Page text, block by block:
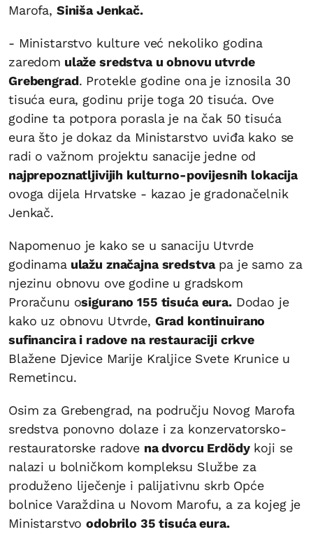
Marofa, Siniša Jenkač.
- Ministarstvo kulture već nekoliko godina
zaredom ulaže sredstva u obnovu utvrde
Grebengrad. Protekle godine ona je iznosila 30
tisuća eura, godinu prije toga 20 tisuća. Ove
godine ta potpora porasla je na čak 50 tisuća
eura što je dokaz da Ministarstvo uviđa kako se
radi o važnom projektu sanacije jedne od
najprepoznatljivijih kulturno-povijesnih lokacija
ovoga dijela Hrvatske - kazao je gradonačelnik
Jenkač.
Napomenuo je kako se u sanaciju Utvrde
godinamaulažu značajna sredstvapa je samo za
njezinu obnovu ove godine u gradskom
Proračunu osigurano 155 tisuća eura.Dodao je
kako uz obnovu Utvrde, Grad kontinuirano
sufinancira i radove na restauraciji crkve
Blažene Djevice Marije Kraljice Svete Krunice u
Remetincu.
Osim za Grebengrad, na području Novog Marofa
sredstva ponovno dolaze i za konzervatorsko-
restauratorske radove na dvorcu Erdödykoji se
nalazi u bolničkom kompleksu Službe za
produženo liječenje i palijativnu skrb Opće
bolnice Varaždina u Novom Marofu, a za kojeg je
Ministarstvoodobrilo 35 tisuća eura.